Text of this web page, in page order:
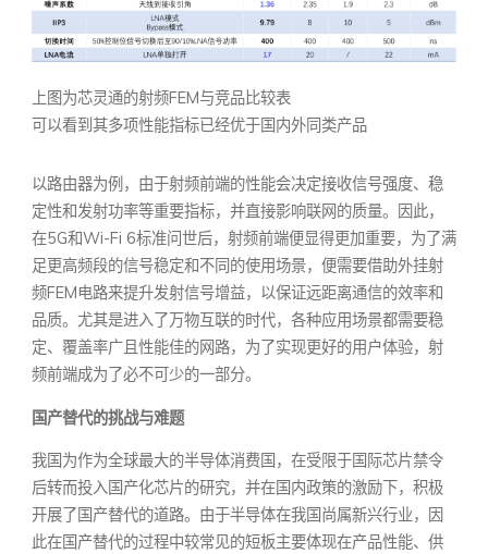
上图为芯灵通的射频FEM与竞品比较表
可以看到其多项性能指标已经优于国内外同类产品
以路由器为例，由于射频前端的性能会决定接收信号强度、稳
定性和发射功率等重要指标，并直接影响联网的质量。因此，
在5G和Wi-Fi 6标准问世后，射频前端便显得更加重要，为了满
足更高频段的信号稳定和不同的使用场景，便需要借助外挂射
频FEM电路来提升发射信号增益，以保证远距离通信的效率和
品质。尤其是进入了万物互联的时代，各种应用场景都需要稳
定、覆盖率广且性能佳的网路，为了实现更好的用户体验，射
频前端成为了必不可少的一部分。
国产替代的挑战与难题
我国为作为全球最大的半导体消费国，在受限于国际芯片禁令
后转而投入国产化芯片的研究，并在国内政策的激励下，积极
开展了国产替代的道路。由于半导体在我国尚属新兴行业，因
此在国产替代的过程中较常见的短板主要体现在产品性能、供